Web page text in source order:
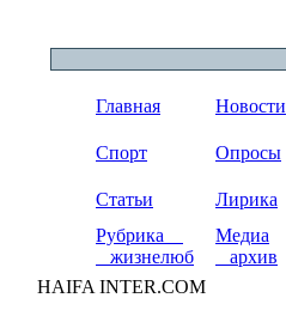
Главная Новости
Спорт Опросы
Статьи Лирика
Рубрика
жизнелюб
Медиа
архив
HAIFA INTER.COM